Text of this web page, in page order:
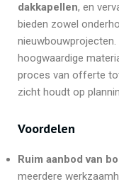
dakkapellen, en
bieden zowel
hoogwaardige
proces van offerte
zicht houdt op
Voordelen
Ruim aanbod van
meerdere